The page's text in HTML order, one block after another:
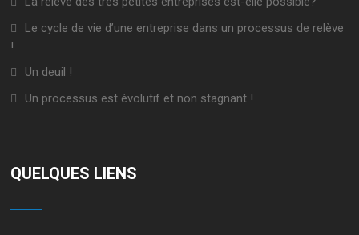
Le cycle de vie d’une entreprise dans un processus de relève
!
Un deuil !
Un processus est évolutif et non stagnant !
QUELQUES LIENS